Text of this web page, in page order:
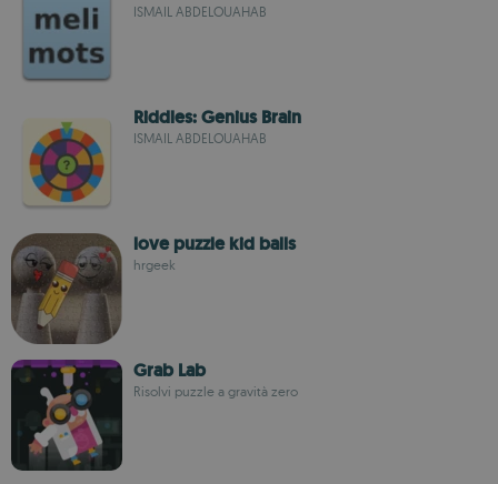
ISMAIL ABDELOUAHAB
Riddles: Genius Brain
ISMAIL ABDELOUAHAB
love puzzle kid balls
hrgeek
Grab Lab
Risolvi puzzle a gravità zero